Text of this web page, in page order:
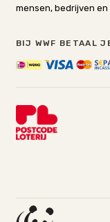
mensen, bedrijven
BIJ WWF BETAAL